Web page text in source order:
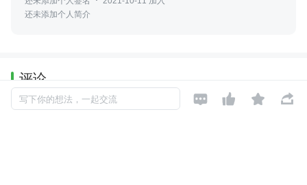
还未添加个人简介
评论
写下你的想法，一起交流    